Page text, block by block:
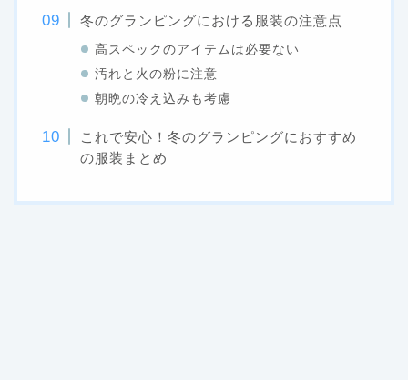
冬のグランピングにおける服装の注意点
高スペックのアイテムは必要ない
汚れと火の粉に注意
朝晩の冷え込みも考慮
これで安心！冬のグランピングにおすすめ
の服装まとめ